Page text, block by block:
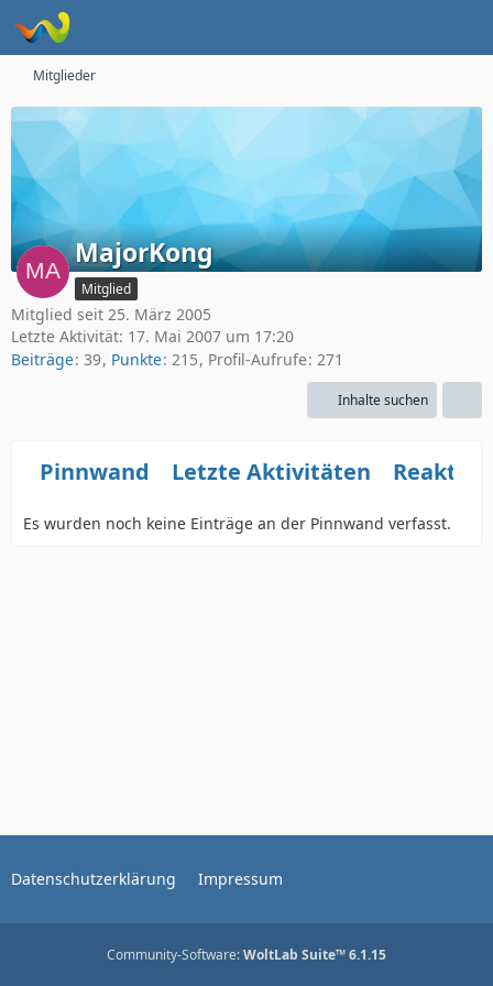
Mitglieder
MajorKong
Mitglied
Mitglied seit 25. März 2005
Letzte Aktivität: 17. Mai 2007 um 17:20
Beiträge 39 Punkte 215 Profil-Aufrufe 271
Inhalte suchen
Pinnwand Letzte Aktivitäten
Es wurden noch keine Einträge an der Pinnwand verfasst.
Datenschutzerklärung Impressum
Community-Software:WoltLab Suite™ 6.1.15